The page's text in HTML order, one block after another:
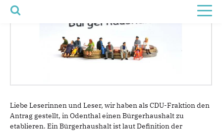
Liebe Leserinnen und Leser, wir haben als CDU-Fraktion den
Antrag gestellt, in Odenthal einen Bürgerhaushalt zu
etablieren. Ein Bürgerhaushalt ist laut Definition der